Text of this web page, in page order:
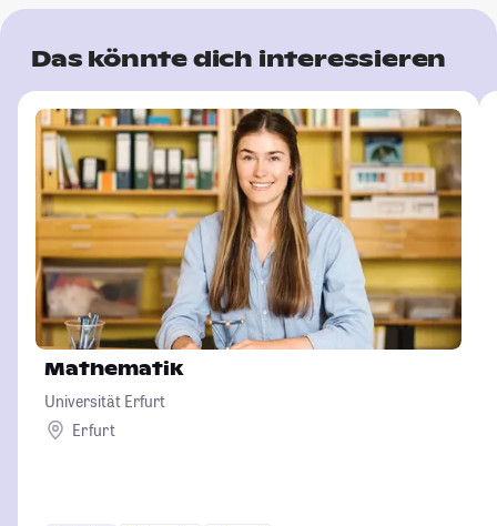
Das könnte dich interessieren
Mathematik
Universität Erfurt
Erfurt